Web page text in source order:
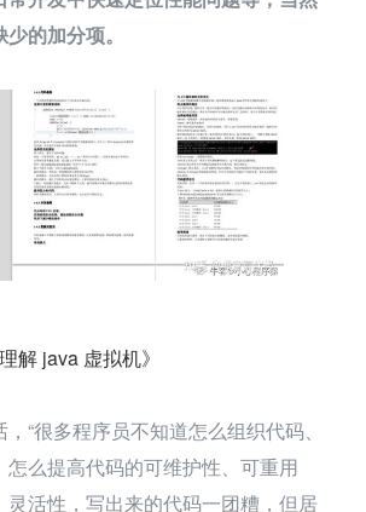
的加分项。
解 java 虚拟机》
“很多程序员不知道怎么组织代码、
怎么提高代码的可维护性、可重用
灵活性，写出来的代码一团糟，但居